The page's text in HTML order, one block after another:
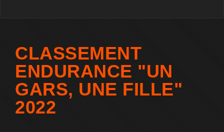
CLASSEMENT
ENDURANCE "UN
GARS, UNE FILLE"
2022